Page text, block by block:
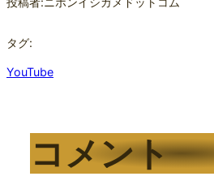
タグ:
YouTube
コメント